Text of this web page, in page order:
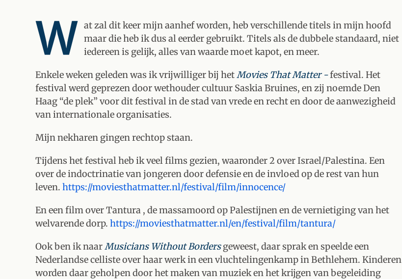
W at zal dit keer mijn aanhef worden, heb verschillende titels in mijn hoofd
maar die heb ik dus al eerder gebruikt. Titels als de dubbele standaard, niet
iedereen is gelijk, alles van waarde moet kapot, en meer.
Enkele weken geleden was ik vrijwilliger bij hetMovies That Matter -festival. Het
festival werd geprezen door wethouder cultuur Saskia Bruines, en zij noemde Den
Haag “de plek” voor dit festival in de stad van vrede en recht en door de aanwezigheid
van internationale organisaties.
Mijn nekharen gingen rechtop staan.
Tijdens het festival heb ik veel films gezien, waaronder 2 over Israel/Palestina. Een
over de indoctrinatie van jongeren door defensie en de invloed op de rest van hun
leven. https://moviesthatmatter.nl/festival/film/innocence/
En een film over Tantura , de massamoord op Palestijnen en de vernietiging van het
welvarende dorp. https://moviesthatmatter.nl/en/festival/film/tantura/
Ook ben ik naarMusicians Without Bordersgeweest, daar sprak en speelde een
Nederlandse celliste over haar werk in een vluchtelingenkamp in Bethlehem. Kinderen
worden daar geholpen door het maken van muziek en het krijgen van begeleiding